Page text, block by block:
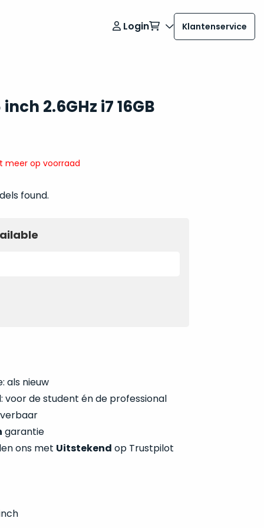
Login Klantenservice
2.6GHz i7 16GB
meer op voorraad
found.
als nieuw
voor de student én de professional
garantie
ons met Uitstekend op Trustpilot